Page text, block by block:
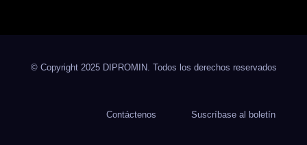
© Copyright 2025 DIPROMIN. Todos los derechos reservados
Contáctenos Suscríbase al boletín